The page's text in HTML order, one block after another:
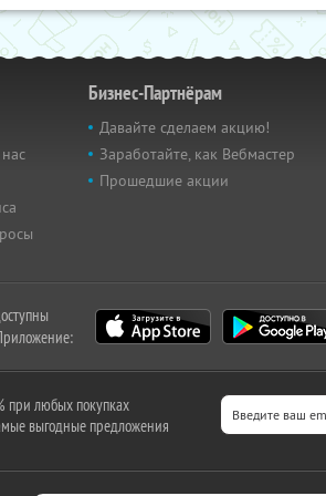
Бизнес-Партнёрам
Давайте сделаем акцию!
Заработайте, как Вебмастер
Прошедшие акции
при любых покупках
выгодные предложения